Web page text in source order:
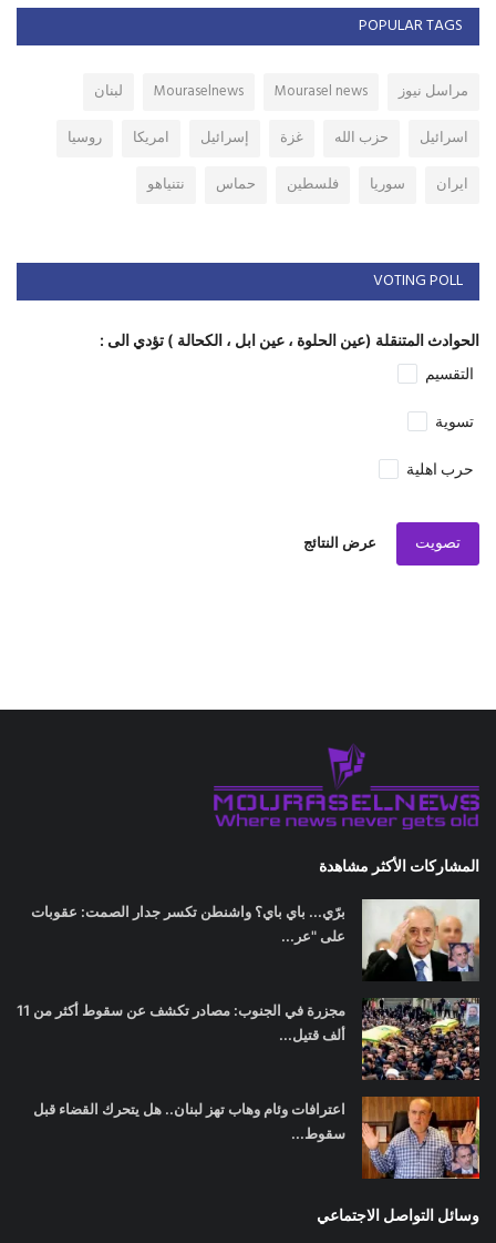
POPULAR TAGS
مراسل نيوز Mourasel news
Mouraselnews
لبنان
اسرائيل
حزب الله غزة إسرائيل امريكا
روسيا
ايران
سوريا فلسطين حماس نتنياهو
VOTING POLL
الحوادث المتنقلة (عين الحلوة ، عين ابل ، الكحالة ) تؤدي الى :
التقسيم
تسوية
حرب اهلية
تصويت عرض النتائج
المشاركات الأكثر مشاهدة
برّي... باي باي؟ واشنطن تكسر جدار الصمت: عقوبات
على "عر...
مجزرة في الجنوب: مصادر تكشف عن سقوط أكثر من 11
ألف قتيل...
اعترافات وئام وهاب تهز لبنان.. هل يتحرك القضاء قبل
سقوط...
وسائل التواصل الاجتماعي